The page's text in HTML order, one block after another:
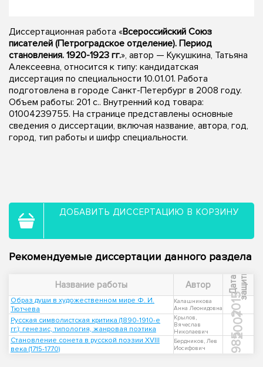
Диссертационная работа «Всероссийский Союз
писателей (Петроградское отделение). Период
становления. 1920-1923 гг.», автор — Кукушкина, Татьяна
Алексеевна, относится к типу: кандидатская
диссертация по специальности 10.01.01. Работа
подготовлена в городе Санкт-Петербург в 2008 году.
Объем работы: 201 с.. Внутренний код товара:
01004239755. На странице представлены основные
сведения о диссертации, включая название, автора, год,
город, тип работы и шифр специальности.
ДОБАВИТЬ ДИССЕРТАЦИЮ В КОРЗИНУ
Рекомендуемые диссертации данного раздела
Название работы Автор Д
а
т
а
з
а
щ
и
ты
Образ души в художественном мире Ф. И.
Тютчева
Калашникова
Анна Леонидовна
2015
Русская символистская критика (1890-1910-е
гг.): генезис, типология, жанровая поэтика
Крылов,
Вячеслав
Николаевич
2007
Становление сонета в русской поэзии XVIII
века (1715-1770)
Бердников, Лев
Иосифович
1985